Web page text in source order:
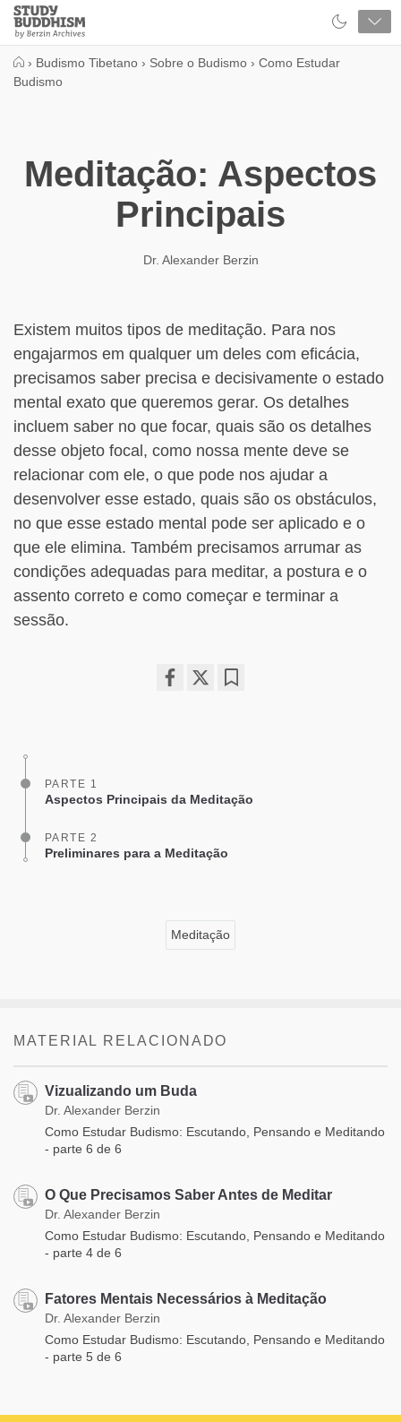
Close
Study
Buddhism
› Budismo Tibetano › Sobre o Budismo › Como Estudar
Budismo
Meditação: Aspectos
Principais
Dr. Alexander Berzin
Existem muitos tipos de meditação. Para nos
engajarmos em qualquer um deles com eficácia,
precisamos saber precisa e decisivamente o estado
mental exato que queremos gerar. Os detalhes
incluem saber no que focar, quais são os detalhes
desse objeto focal, como nossa mente deve se
relacionar com ele, o que pode nos ajudar a
desenvolver esse estado, quais são os obstáculos,
no que esse estado mental pode ser aplicado e o
que ele elimina. Também precisamos arrumar as
condições adequadas para meditar, a postura e o
assento correto e como começar e terminar a
sessão.
PARTE 1
Aspectos Principais da Meditação
PARTE 2
Preliminares para a Meditação
Meditação
MATERIAL RELACIONADO
Vizualizando um Buda
Dr. Alexander Berzin
Como Estudar Budismo: Escutando, Pensando e Meditando
- parte 6 de 6
O Que Precisamos Saber Antes de Meditar
Dr. Alexander Berzin
Como Estudar Budismo: Escutando, Pensando e Meditando
- parte 4 de 6
Fatores Mentais Necessários à Meditação
Dr. Alexander Berzin
Como Estudar Budismo: Escutando, Pensando e Meditando
- parte 5 de 6